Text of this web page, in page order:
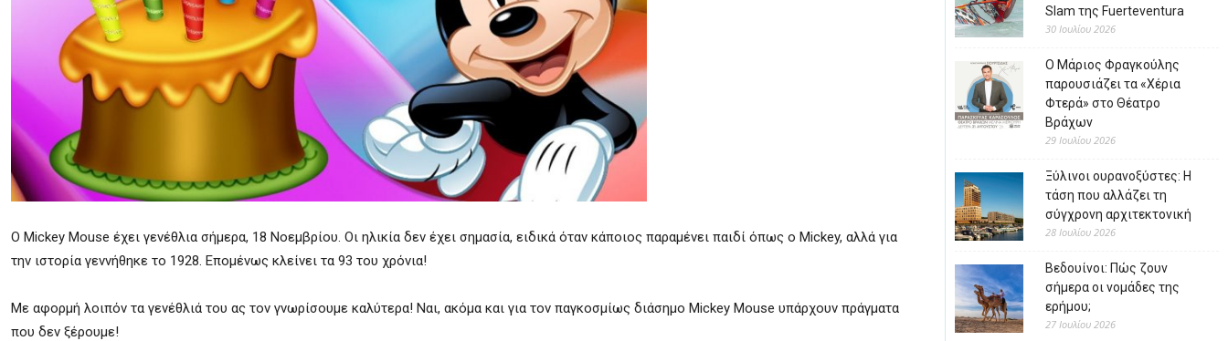
O Mickey Mouse έχει γενέθλια σήμερα, 18 Νοεμβρίου. Οι ηλικία δεν έχει σημασία, ειδικά όταν κάποιος παραμένει παιδί όπως ο Mickey, αλλά για
την ιστορία γεννήθηκε το 1928. Επομένως κλείνει τα 93 του χρόνια!
Mε αφορμή λοιπόν τα γενέθλιά του ας τον γνωρίσουμε καλύτερα! Ναι, ακόμα και για τον παγκοσμίως διάσημο Mickey Mouse υπάρχουν πράγματα
που δεν ξέρουμε!
Slam της Fuerteventura
30 Ιουλίου 2026
Ο Μάριος Φραγκούλης
παρουσιάζει τα «Χέρια
Φτερά» στο Θέατρο
Βράχων
29 Ιουλίου 2026
Ξύλινοι ουρανοξύστες: Η
τάση που αλλάζει τη
σύγχρονη αρχιτεκτονική
28 Ιουλίου 2026
Βεδουίνοι: Πώς ζουν
σήμερα οι νομάδες της
ερήμου;
27 Ιουλίου 2026